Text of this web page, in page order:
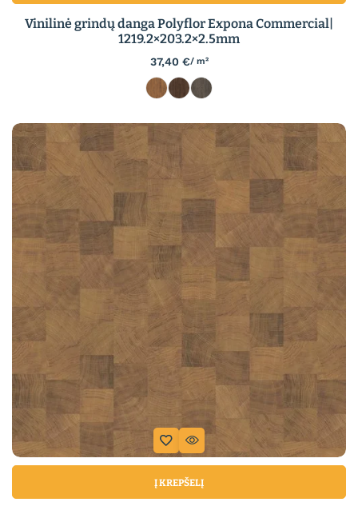
Vinilinė grindų danga Polyflor Expona Commercial|
1219.2×203.2×2.5mm
37,40 €/ m²
Į KREPŠELĮ